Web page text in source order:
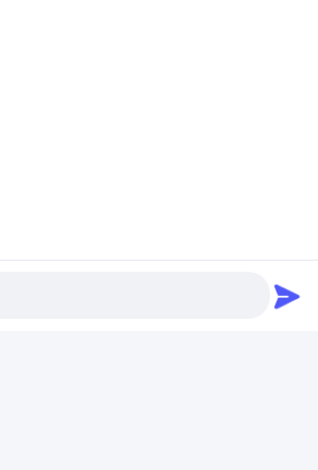
De Atordoamento